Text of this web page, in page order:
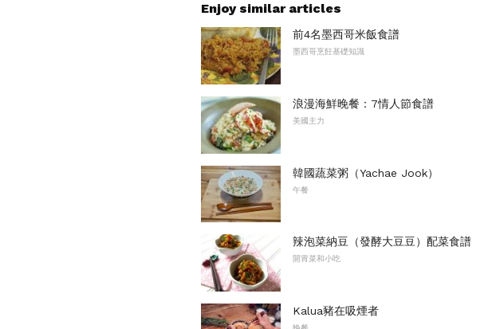
Enjoy similar articles
前4名墨西哥米飯食譜
墨西哥烹飪基礎知識
浪漫海鮮晚餐：7情人節食譜
美國主力
韓國蔬菜粥（Yachae Jook）
午餐
辣泡菜納豆（發酵大豆豆）配菜食譜
開胃菜和小吃
Kalua豬在吸煙者